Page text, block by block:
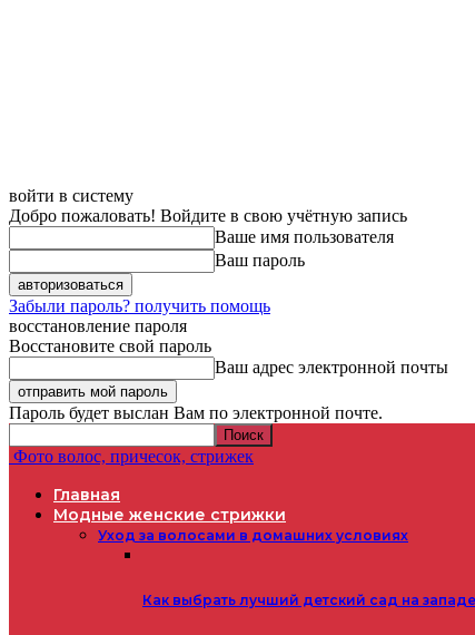
войти в систему
Добро пожаловать! Войдите в свою учётную запись
Ваше имя пользователя
Ваш пароль
Забыли пароль? получить помощь
восстановление пароля
Восстановите свой пароль
Ваш адрес электронной почты
Пароль будет выслан Вам по электронной почте.
Фото волос, причесок, стрижек
Главная
Модные женские стрижки
Уход за волосами в домашних условиях
Как выбрать лучший детский сад на